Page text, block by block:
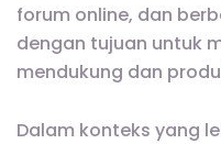
forum online, dan
dengan tujuan untuk
mendukung dan
Dalam konteks yang